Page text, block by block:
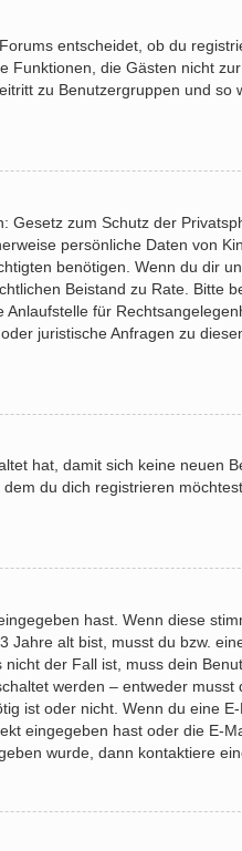
entscheidet, ob du
Funktionen, die Gästen nicht
zu Benutzergruppen und so
Gesetz zum Schutz der
persönliche Daten von
benötigen. Wenn du dir
Beistand zu Rate. Bitte
für
juristische Anfragen zu
hat, damit sich keine neuen
du dich registrieren
hast. Wenn diese
Jahre alt bist, musst du bzw.
der Fall ist, muss dein
werden – entweder
ist oder nicht. Wenn du eine
eingegeben hast oder die E-
wurde, dann kontaktiere